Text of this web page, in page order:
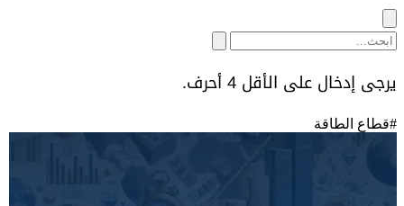
يرجى إدخال على الأقل 4 أحرف.
#قطاع الطاقة